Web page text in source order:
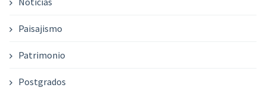
Paisajismo
Patrimonio
Postgrados